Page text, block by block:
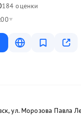
184 оценки
ул. Морозова Павла